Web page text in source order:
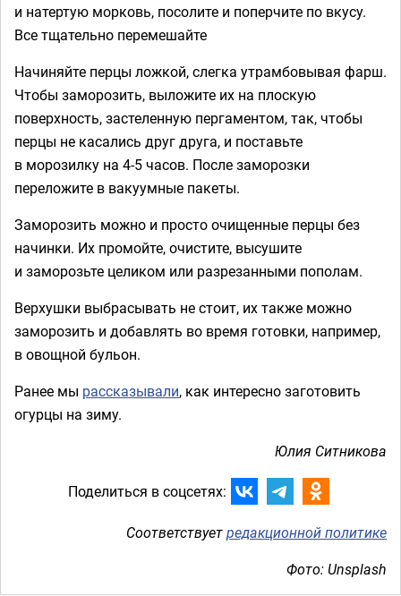
и натертую морковь, посолите и поперчите по вкусу.
Все тщательно перемешайте
Начиняйте перцы ложкой, слегка утрамбовывая фарш.
Чтобы заморозить, выложите их на плоскую
поверхность, застеленную пергаментом, так, чтобы
перцы не касались друг друга, и поставьте
в морозилку на 4-5 часов. После заморозки
переложите в вакуумные пакеты.
Заморозить можно и просто очищенные перцы без
начинки. Их промойте, очистите, высушите
и заморозьте целиком или разрезанными пополам.
Верхушки выбрасывать не стоит, их также можно
заморозить и добавлять во время готовки, например,
в овощной бульон.
Ранее мы рассказывали, как интересно заготовить
огурцы на зиму.
Юлия Ситникова
Поделиться в соцсетях:
Соответствуетредакционной политике
Фото: Unsplash